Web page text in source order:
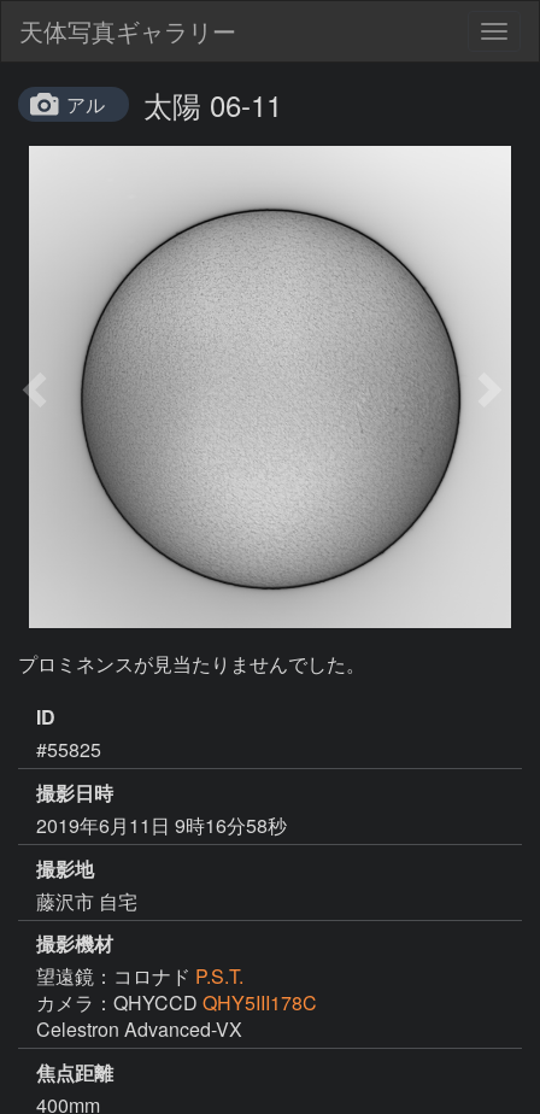
天体写真ギャラリー
アル 太陽 06-11
プロミネンスが見当たりませんでした。
ID
#55825
撮影日時
2019年6月11日 9時16分58秒
撮影地
藤沢市 自宅
撮影機材
望遠鏡：コロナド P.S.T.
カメラ：QHYCCD QHY5III178C
焦点距離
400mm